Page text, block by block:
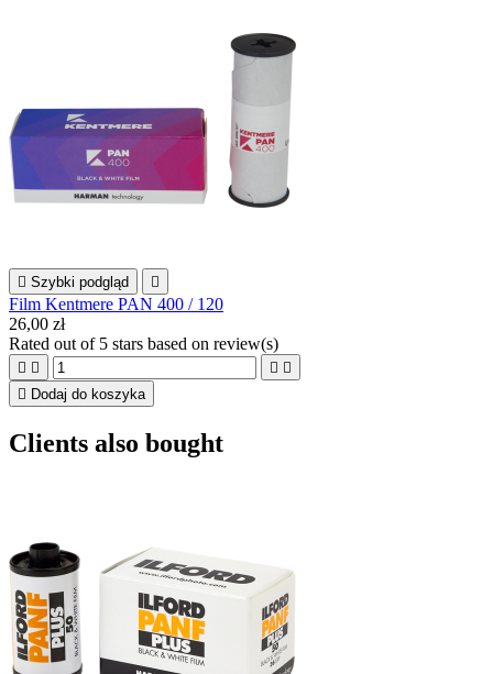
 Szybki podgląd 
Film Kentmere PAN 400 / 120
26,00 zł
Rated out of 5 stars based on review(s)
   
 Dodaj do koszyka
Clients also bought